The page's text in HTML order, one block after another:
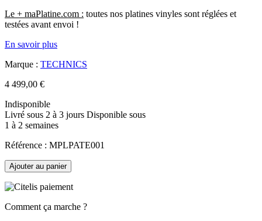
Le + maPlatine.com : toutes nos platines vinyles sont réglées et
testées avant envoi !
En savoir plus
Marque : TECHNICS
4 499,00 €
Indisponible
Livré sous 2 à 3 jours Disponible sous
1 à 2 semaines
Référence : MPLPATE001
Ajouter au panier
Comment ça marche ?